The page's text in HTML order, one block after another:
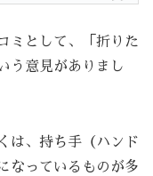
ミとして、「折りた
う意見がありまし
は、持ち手（ハンド
なっているものが多